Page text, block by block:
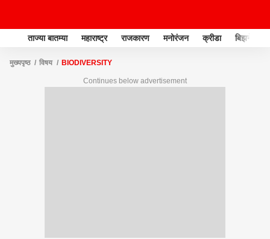
ताज्या बातम्या महाराष्ट्र राजकारण मनोरंजन क्रीडा बिझनेस
मुख्यपृष्ठ विषय BIODIVERSITY
Continues below advertisement